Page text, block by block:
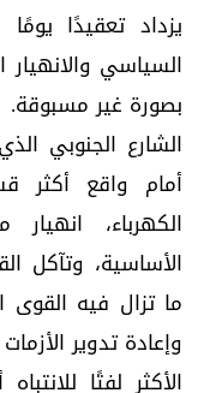
يزداد تعقيدًا
السياسي
بصورة غير مسبوقة.
الشارع الجنوبي
أمام واقع أكثر
الكهرباء،
الأساسية، وتآكل
ما تزال فيه القوى
وإعادة تدوير
الأكثر لفتًا